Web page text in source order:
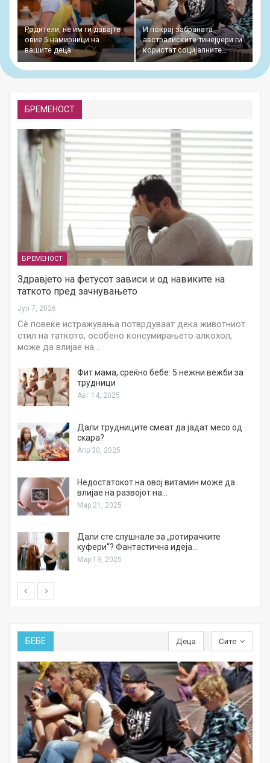
Родители, не им ги давајте
овие 5 намирници на
вашите деца
И покрај забраната
австралиските тинејџери ги
користат социјалните…
БРЕМЕНОСТ
БРЕМЕНОСТ
Здравјето на фетусот зависи и од навиките на
таткото пред зачнувањето
Јул 7, 2026
Сè повеќе истражувања потврдуваат дека животниот
стил на таткото, особено консумирањето алкохол,
може да влијае на…
Фит мама, среќно бебе: 5 нежни вежби за
трудници
Авг 14, 2025
Дали трудниците смеат да јадат месо од
скара?
Апр 30, 2025
Недостатокот на овој витамин може да
влијае на развојот на…
Мар 21, 2025
Дали сте слушнале за „ротирачките
куфери“? Фантастична идеја…
Мар 19, 2025
Сите
БЕБЕ Деца